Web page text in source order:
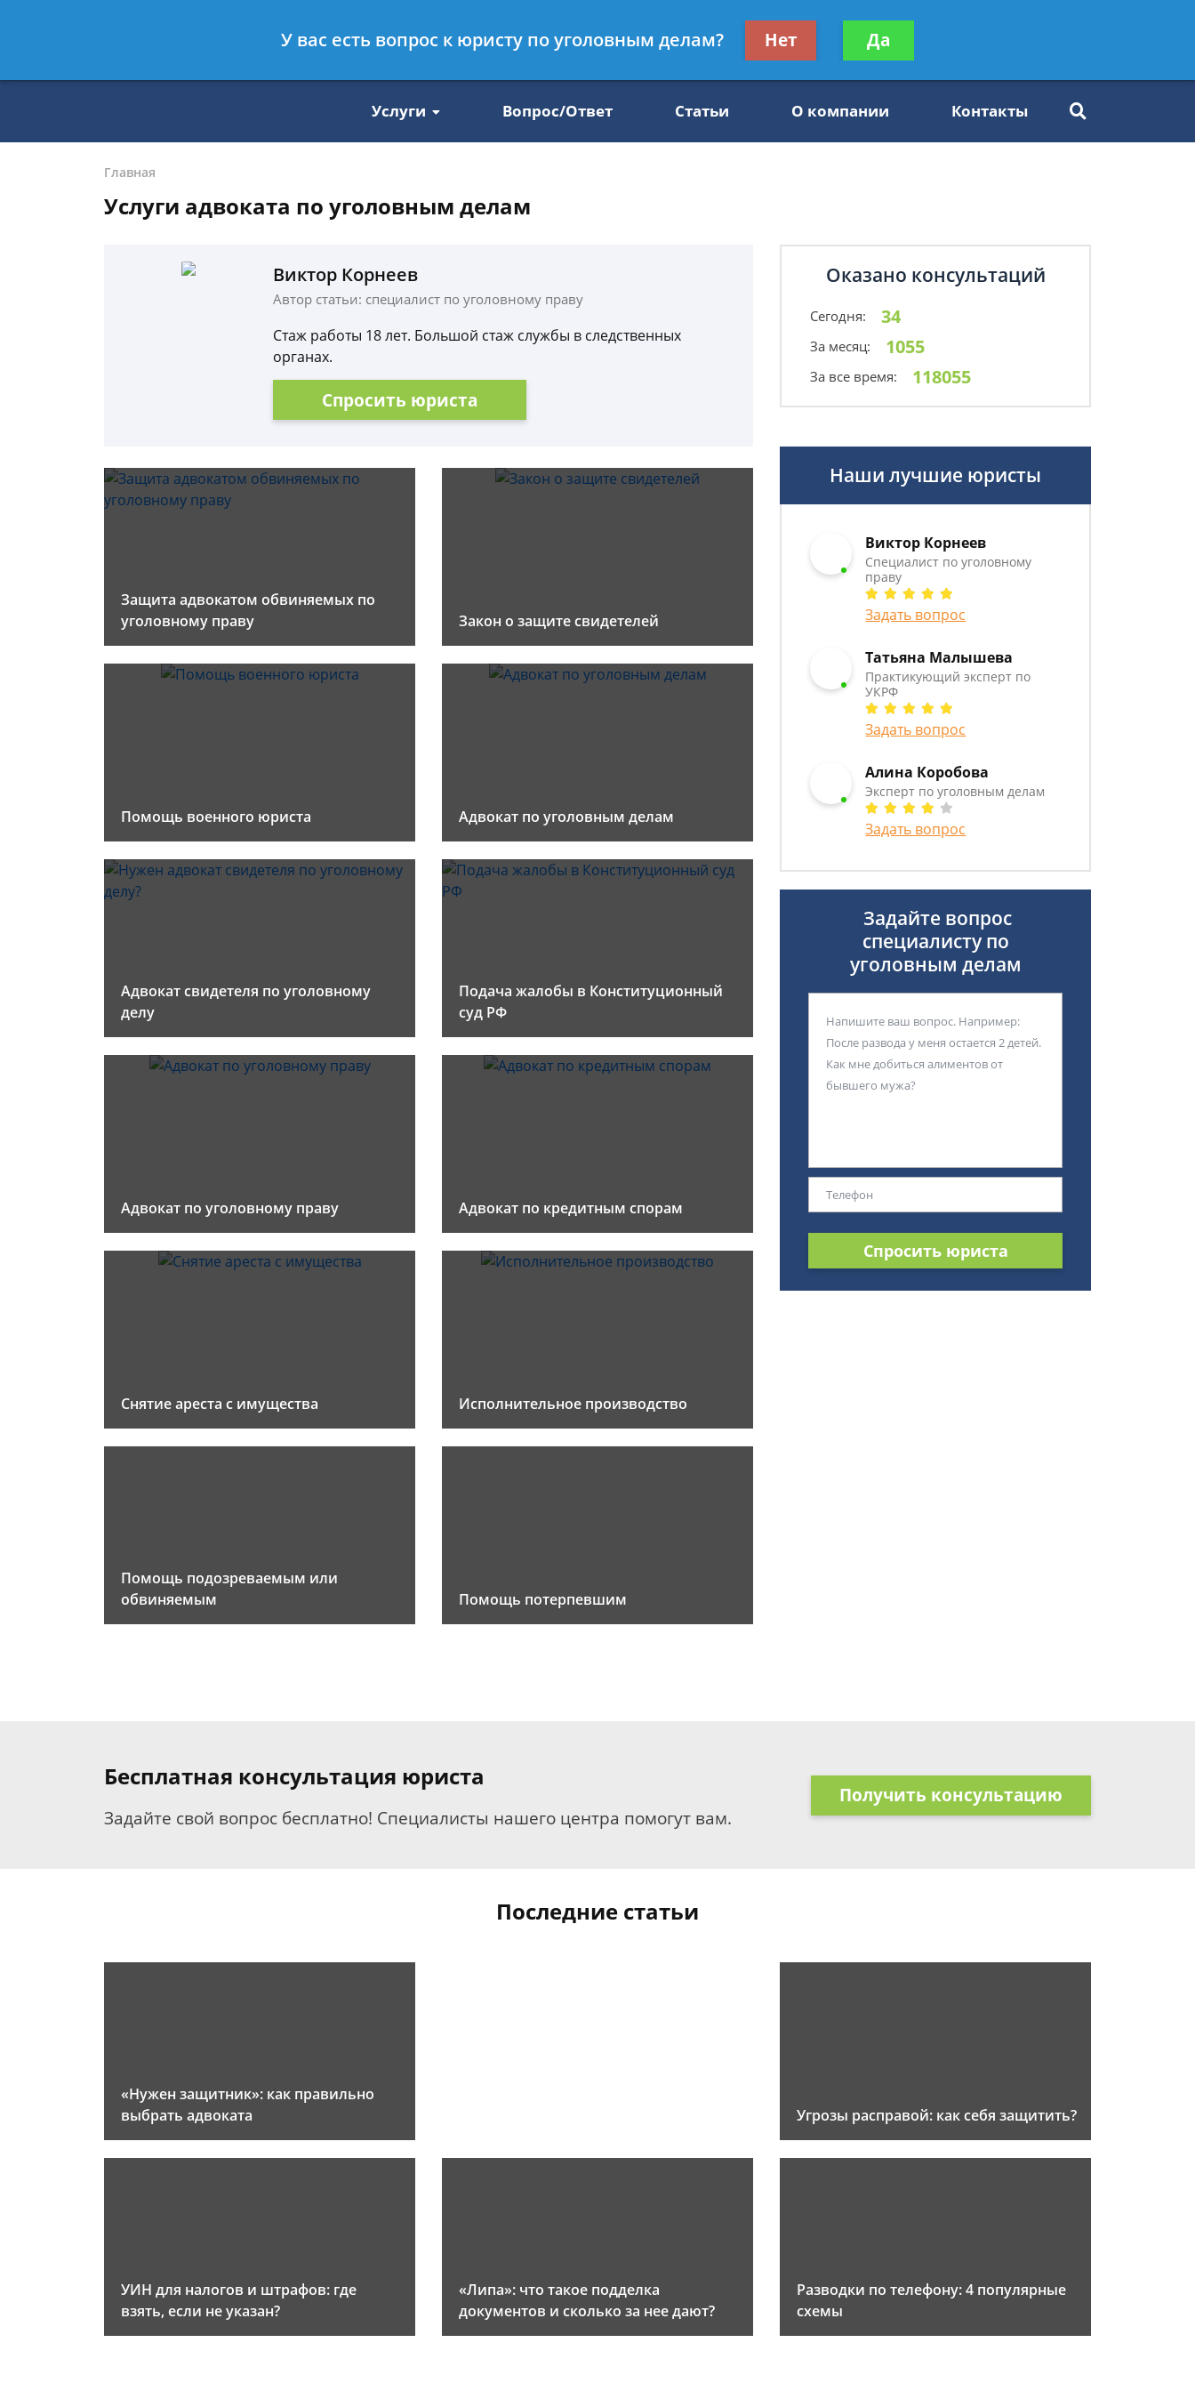
8 812 509-27-47
Получите консультацию
бесплатно
Услуги Вопрос/Ответ Статьи О компании Контакты
Главная
Услуги адвоката по уголовным делам
Виктор Корнеев
Автор статьи: cпециалист по уголовному праву
Стаж работы 18 лет. Большой стаж службы в следственных
органах.
Спросить юриста
Защита адвокатом обвиняемых по
уголовному праву
Закон о защите свидетелей
Помощь военного юриста Адвокат по уголовным делам
Адвокат свидетеля по уголовному
делу
Подача жалобы в Конституционный
суд РФ
Адвокат по уголовному праву Адвокат по кредитным спорам
Снятие ареста с имущества Исполнительное производство
Помощь подозреваемым или
обвиняемым
Помощь потерпевшим
Оказано консультаций
Сегодня: 34
За месяц: 1055
За все время: 118055
Наши лучшие юристы
Виктор Корнеев
Cпециалист по уголовному
праву
Задать вопрос
Татьяна Малышева
Практикующий эксперт по
УКРФ
Задать вопрос
Алина Коробова
Эксперт по уголовным делам
Задать вопрос
Задайте вопрос
специалисту по
уголовным делам
Спросить юриста
Бесплатная консультация юриста
Задайте свой вопрос бесплатно! Специалисты нашего центра помогут вам.
Получить консультацию
Последние статьи
«Нужен защитник»: как правильно
выбрать адвоката
Угрозы расправой: как себя защитить?
УИН для налогов и штрафов: где
взять, если не указан?
«Липа»: что такое подделка
документов и сколько за нее дают?
Разводки по телефону: 4 популярные
схемы
У вас есть вопрос к юристу по уголовным делам? Нет Да